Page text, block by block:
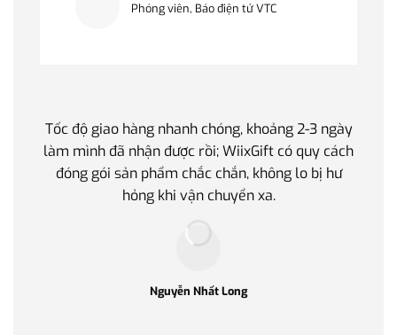
Phóng viên, Báo điện tử VTC
Tốc độ giao hàng nhanh chóng, khoảng 2-3 ngày
làm mình đã nhận được rồi; WiixGift có quy cách
đóng gói sản phẩm chắc chắn, không lo bị hư
hỏng khi vận chuyển xa.
Nguyễn Nhất Long